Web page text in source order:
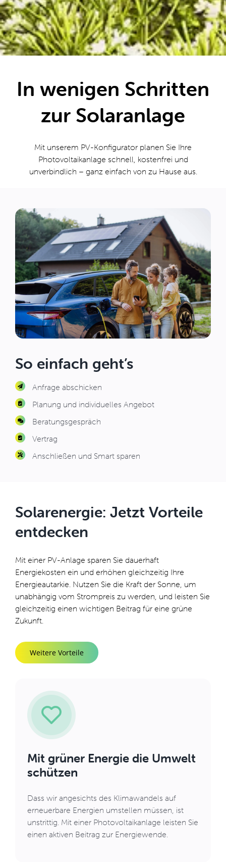
In wenigen Schritten
zur Solaranlage
Mit unserem PV-Konfigurator planen Sie Ihre
Photovoltaikanlage schnell, kostenfrei und
unverbindlich – ganz einfach von zu Hause aus.
So einfach geht’s
Anfrage abschicken
Planung und individuelles Angebot
Beratungsgespräch
Vertrag
Anschließen und Smart sparen
Solarenergie: Jetzt Vorteile
entdecken
Mit einer PV-Anlage sparen Sie dauerhaft
Energiekosten ein und erhöhen gleichzeitig Ihre
Energieautarkie. Nutzen Sie die Kraft der Sonne, um
unabhängig vom Strompreis zu werden, und leisten Sie
gleichzeitig einen wichtigen Beitrag für eine grüne
Zukunft.
Weitere Vorteile
Mit grüner Energie die Umwelt
schützen
Dass wir angesichts des Klimawandels auf
erneuerbare Energien umstellen müssen, ist
unstrittig. Mit einer Photovoltaikanlage leisten Sie
einen aktiven Beitrag zur Energiewende.